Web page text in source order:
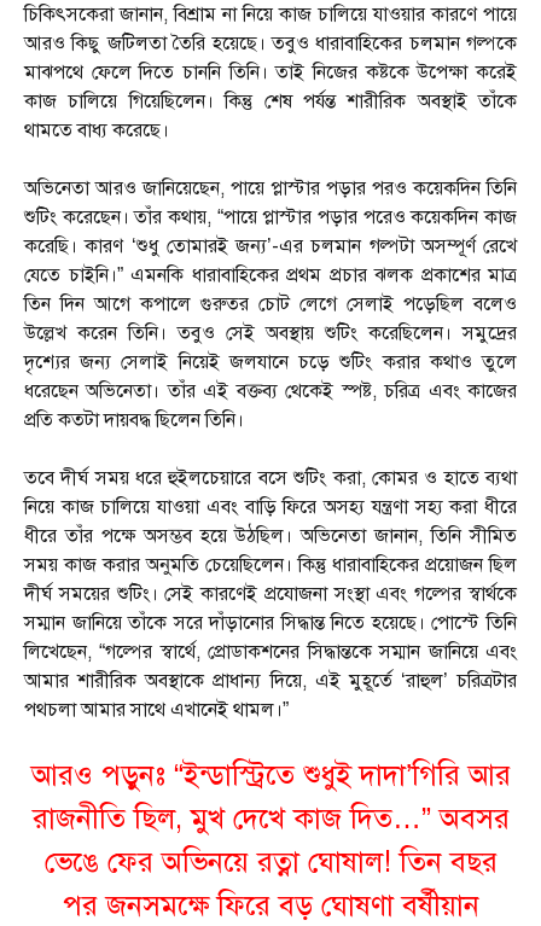
চিকিৎসকেরা জানান, বিশ্রাম না নিয়ে কাজ চালিয়ে যাওয়ার কারণে পায়ে
আরও কিছু জটিলতা তৈরি হয়েছে। তবুও ধারাবাহিকের চলমান গল্পকে
মাঝপথে ফেলে দিতে চাননি তিনি। তাই নিজের কষ্টকে উপেক্ষা করেই
কাজ চালিয়ে গিয়েছিলেন। কিন্তু শেষ পর্যন্ত শারীরিক অবস্থাই তাঁকে
থামতে বাধ্য করেছে।
অভিনেতা আরও জানিয়েছেন, পায়ে প্লাস্টার পড়ার পরও কয়েকদিন তিনি
শুটিং করেছেন। তাঁর কথায়, “পায়ে প্লাস্টার পড়ার পরেও কয়েকদিন কাজ
করেছি। কারণ ‘শুধু তোমারই জন্য’-এর চলমান গল্পটা অসম্পূর্ণ রেখে
যেতে চাইনি।” এমনকি ধারাবাহিকের প্রথম প্রচার ঝলক প্রকাশের মাত্র
তিন দিন আগে কপালে গুরুতর চোট লেগে সেলাই পড়েছিল বলেও
উল্লেখ করেন তিনি। তবুও সেই অবস্থায় শুটিং করেছিলেন। সমুদ্রের
দৃশ্যের জন্য সেলাই নিয়েই জলযানে চড়ে শুটিং করার কথাও তুলে
ধরেছেন অভিনেতা। তাঁর এই বক্তব্য থেকেই স্পষ্ট, চরিত্র এবং কাজের
প্রতি কতটা দায়বদ্ধ ছিলেন তিনি।
তবে দীর্ঘ সময় ধরে হুইলচেয়ারে বসে শুটিং করা, কোমর ও হাতে ব্যথা
নিয়ে কাজ চালিয়ে যাওয়া এবং বাড়ি ফিরে অসহ্য যন্ত্রণা সহ্য করা ধীরে
ধীরে তাঁর পক্ষে অসম্ভব হয়ে উঠছিল। অভিনেতা জানান, তিনি সীমিত
সময় কাজ করার অনুমতি চেয়েছিলেন। কিন্তু ধারাবাহিকের প্রয়োজন ছিল
দীর্ঘ সময়ের শুটিং। সেই কারণেই প্রযোজনা সংস্থা এবং গল্পের স্বার্থকে
সম্মান জানিয়ে তাঁকে সরে দাঁড়ানোর সিদ্ধান্ত নিতে হয়েছে। পোস্টে তিনি
লিখেছেন, “গল্পের স্বার্থে, প্রোডাকশনের সিদ্ধান্তকে সম্মান জানিয়ে এবং
আমার শারীরিক অবস্থাকে প্রাধান্য দিয়ে, এই মুহূর্তে ‘রাহুল’ চরিত্রটার
পথচলা আমার সাথে এখানেই থামল।”
আরও পড়ুনঃ “ইন্ডাস্ট্রিতে শুধুই দাদা’গিরি আর
রাজনীতি ছিল, মুখ দেখে কাজ দিত…” অবসর
ভেঙে ফের অভিনয়ে রত্না ঘোষাল! তিন বছর
পর জনসমক্ষে ফিরে বড় ঘোষণা বর্ষীয়ান